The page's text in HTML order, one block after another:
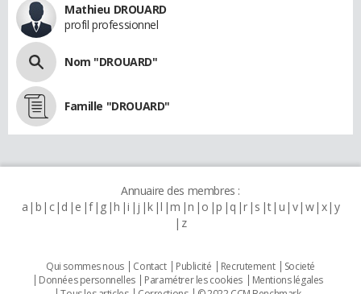
Mathieu DROUARD
profil professionnel
Nom "DROUARD"
Famille "DROUARD"
Annuaire des membres :
a b c d e f g h i j k l m n o p q r s t u v w x y
z
Qui sommes nous Contact Publicité Recrutement
Societé
Données personnelles
Paramétrer les cookies
Mentions légales